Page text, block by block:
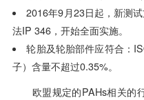
2016年9月23日起，新测
法IP 346，开始全面实施。
轮胎及轮胎部件应符合：
子）含量不超过0.35%。
欧盟规定的PAHs相关的